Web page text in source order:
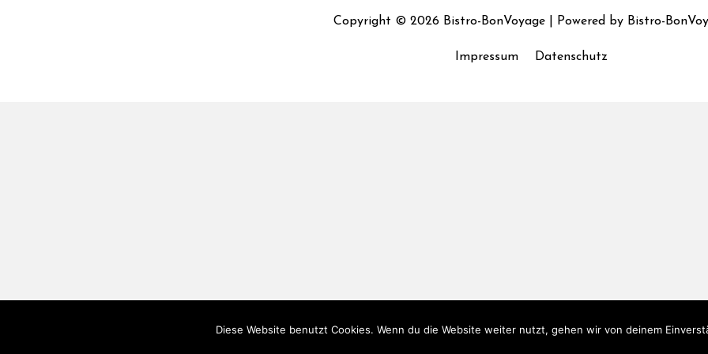
Copyright © 2026 Bistro-BonVoyage| Powered by Bistro-
Impressum Datenschutz
Diese Website benutzt Cookies. Wenn du die Website weiter nutzt, gehen wir von deinem